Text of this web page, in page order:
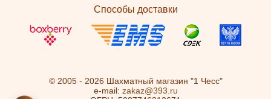
Способы доставки
© 2005 - 2026 Шахматный магазин "1 Чесс"
e-mail: zakaz@393.ru